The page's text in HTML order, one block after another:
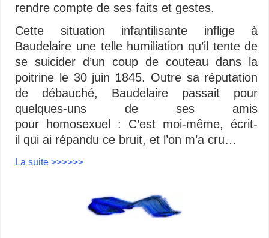
rendre compte de ses faits et gestes.
Cette situation infantilisante inflige à
Baudelaire une telle humiliation qu’il tente de
se suicider d’un coup de couteau dans la
poitrine le 30 juin 1845. Outre sa réputation
de débauché, Baudelaire passait pour
quelques-uns de ses amis
pour homosexuel : C’est moi-même, écrit-
ilqui ai répandu ce bruit, et l’on m’a cru…
La suite >>>>>>